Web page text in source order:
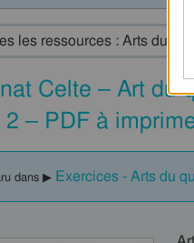
les ressources : Arts du
Celte – Art du
– PDF à
dans ▶ Exercices - Arts du